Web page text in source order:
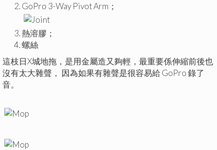
GoPro 3-Way Pivot Arm；
熱溶膠；
螺絲
這枝日X城地拖，是用金屬造又夠輕，最重要係伸縮前後也
沒有太大雜聲， 因為如果有雜聲是很容易給 GoPro 錄了
音。